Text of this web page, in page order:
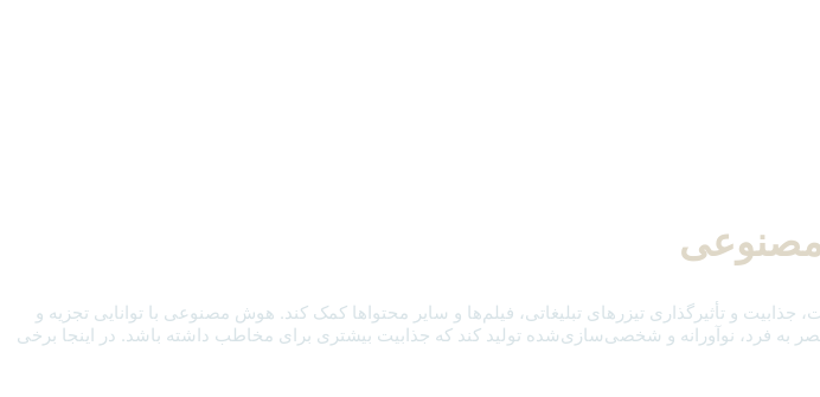
مصنوعی
و تأثیرگذاری تیزرهای تبلیغاتی، فیلم‌ها و سایر محتواها کمک کند. هوش مصنوعی با توانایی تجزیه و
به فرد، نوآورانه و شخصی‌سازی‌شده تولید کند که جذابیت بیشتری برای مخاطب داشته باشد. در اینجا برخی